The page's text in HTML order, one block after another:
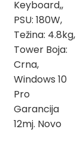
Keyboard,,
PSU: 180W,
Težina: 4.8kg,
Tower Boja:
Crna,
Windows 10
Pro
Garancija
12mj. Novo